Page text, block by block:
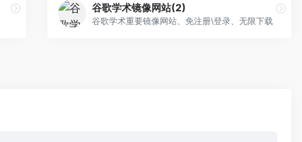
谷歌学术镜像网站(2)
谷歌学术重要镜像网站、免注册\登录、无限下载